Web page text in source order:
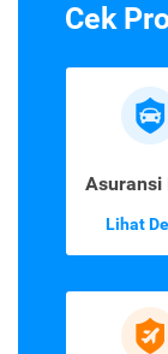
Cek
Asuransi
Lihat